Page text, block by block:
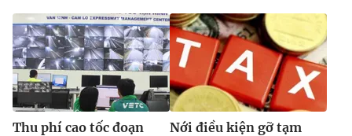
® Cấm sao chép dưới mọi hình thức nếu không có sự chấp
thuận bằng văn bản. Ghi rõ nguồn VTV.vn khi phát hành lại
thông tin từ website này.
Thu phí cao tốc đoạn
Nới điều kiện gỡ tạm